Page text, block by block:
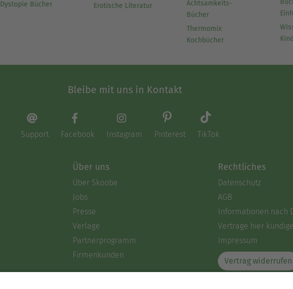
Dystopie Bücher
Erotische Literatur
Achtsamkeits-
Bücher
Thermomix
Kochbücher
Bleibe mit uns in Kontakt
Support Facebook Instagram Pinterest TikTok
Über uns
Über Skoobe
Jobs
Presse
Verlage
Partnerprogramm
Firmenkunden
Rechtliches
Datenschutz
AGB
Informationen nach
Verträge hier
Impressum
Vertrag widerrufen